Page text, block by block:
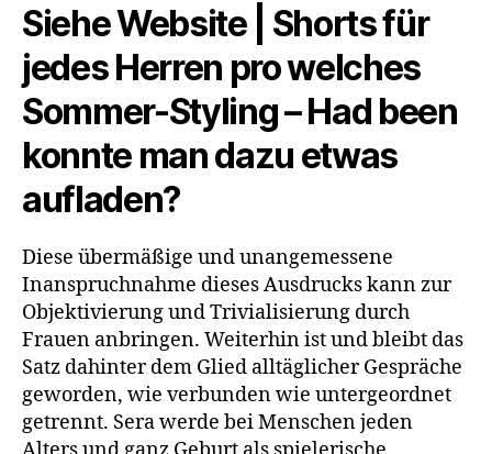
Siehe Website | Shorts für
jedes Herren pro welches
Sommer-Styling – Had been
konnte man dazu etwas
aufladen?
Diese übermäßige und unangemessene
Inanspruchnahme dieses Ausdrucks kann zur
Objektivierung und Trivialisierung durch
Frauen anbringen. Weiterhin ist und bleibt das
Satz dahinter dem Glied alltäglicher Gespräche
geworden, wie verbunden wie untergeordnet
getrennt. Sera werde bei Menschen jeden